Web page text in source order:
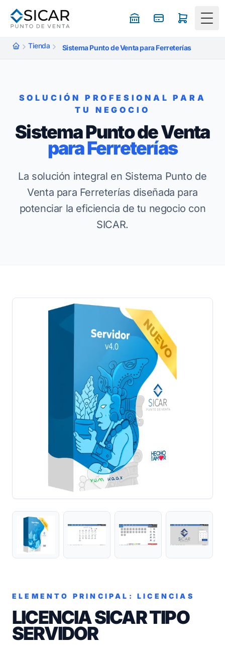
Tienda Sistema Punto de Venta para Ferreterías
SOLUCIÓN PROFESIONAL PARA
TU NEGOCIO
Sistema Punto de Venta
para Ferreterías
La solución integral en Sistema Punto de
Venta para Ferreterías diseñada para
potenciar la eficiencia de tu negocio con
SICAR.
ELEMENTO PRINCIPAL: LICENCIAS
LICENCIA SICAR TIPO
SERVIDOR